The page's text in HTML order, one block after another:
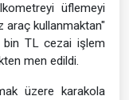
üflemeyi
araç kullanmaktan"
TL cezai işlem
men edildi.
üzere karakola